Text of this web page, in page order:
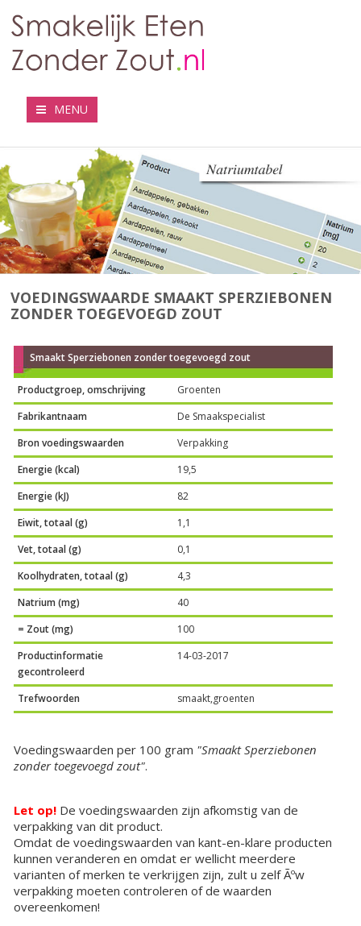
MENU
VOEDINGSWAARDE SMAAKT SPERZIEBONEN
ZONDER TOEGEVOEGD ZOUT
Smaakt Sperziebonen zonder toegevoegd zout
Productgroep, omschrijving
Groenten
Fabrikantnaam
De Smaakspecialist
Bron voedingswaarden
Verpakking
Energie (kcal)
19,5
Energie (kJ)
82
Eiwit, totaal (g)
1,1
Vet, totaal (g)
0,1
Koolhydraten, totaal (g)
4,3
Natrium (mg)
40
= Zout (mg)
100
Productinformatie
gecontroleerd
14-03-2017
Trefwoorden smaakt,groenten
Voedingswaarden per 100 gram "Smaakt Sperziebonen
zonder toegevoegd zout".
Let op! De voedingswaarden zijn afkomstig van de
verpakking van dit product.
Omdat de voedingswaarden van kant-en-klare producten
kunnen veranderen en omdat er wellicht meerdere
varianten of merken te verkrijgen zijn, zult u zelf Ãºw
verpakking moeten controleren of de waarden
overeenkomen!